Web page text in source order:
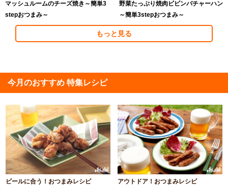
マッシュルームのチーズ焼き～簡単3
stepおつまみ～
野菜たっぷり焼肉ビビンバチャーハン
～簡単3stepおつまみ～
もっと見る
今月のおすすめ 特集レシピ
ビールに合う！おつまみレシピ アウトドア！おつまみレシピ